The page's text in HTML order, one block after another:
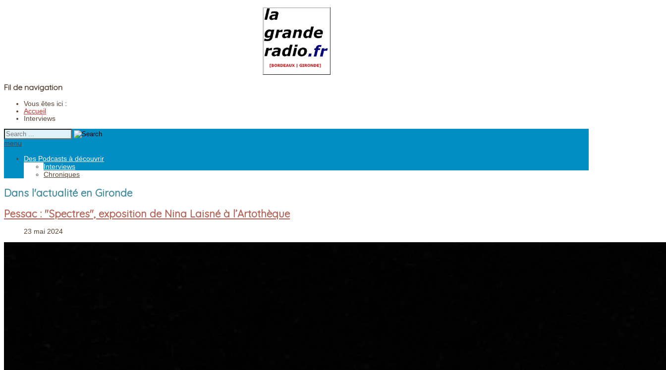
Fil de navigation
Vous êtes ici :
Accueil
Interviews
menu
Des Podcasts à découvrir
Interviews
Chroniques
Dans l'actualité en Gironde
Pessac : "Spectres", exposition de Nina Laisné à l’Artothèque
23 mai 2024